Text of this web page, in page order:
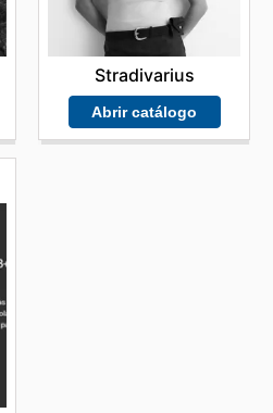
Stradivarius
Abrir catálogo